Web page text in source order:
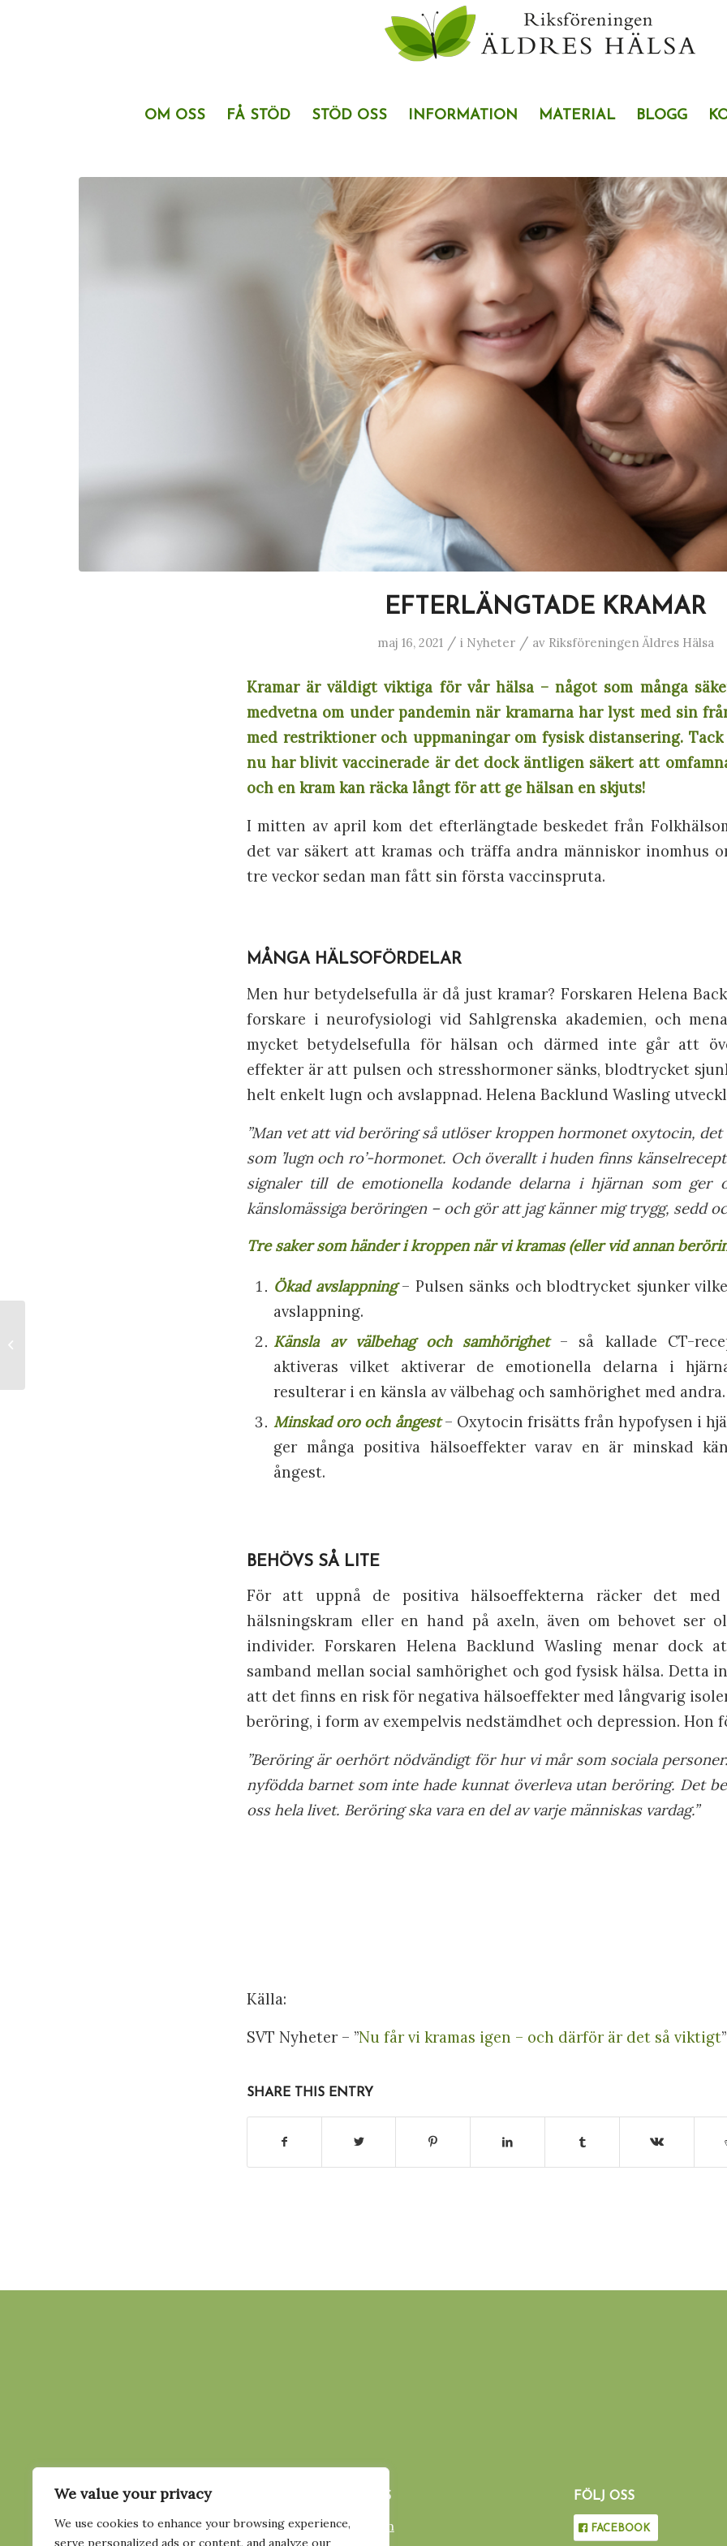
We value your privacy
We use cookies to enhance your browsing experience,
serve personalized ads or content, and analyze our
OM OSS FÅ STÖD STÖD OSS INFORMATION MATERIAL BLOGG
EFTERLÄNGTADE KRAMAR
maj 16, 2021 / i Nyheter / av Riksföreningen Äldres Hälsa
Kramar är väldigt viktiga för vår hälsa – något som många
medvetna om under pandemin när kramarna har lyst med sin
med restriktioner och uppmaningar om fysisk distansering.
nu har blivit vaccinerade är det dock äntligen säkert att
och en kram kan räcka långt för att ge hälsan en skjuts!
I mitten av april kom det efterlängtade beskedet från
det var säkert att kramas och träffa andra människor inomhus
tre veckor sedan man fått sin första vaccinspruta.
MÅNGA HÄLSOFÖRDELAR
Men hur betydelsefulla är då just kramar? Forskaren Helena
forskare i neurofysiologi vid Sahlgrenska akademien, och
mycket betydelsefulla för hälsan och därmed inte går att
effekter är att pulsen och stresshormoner sänks, blodtrycket
helt enkelt lugn och avslappnad. Helena Backlund Wasling
”Man vet att vid beröring så utlöser kroppen hormonet oxytocin, det
som ’lugn och ro’-hormonet. Och överallt i huden finns
signaler till de emotionella kodande delarna i hjärnan som ger
känslomässiga beröringen – och gör att jag känner mig trygg, sedd
Tre saker som händer i kroppen när vi kramas (eller vid annan
Ökad avslappning– Pulsen sänks och blodtrycket sjunker
avslappning.
Känsla av välbehag och samhörighet– så kallade CT-
aktiveras vilket aktiverar de emotionella delarna i
resulterar i en känsla av välbehag och samhörighet med
Minskad oro och ångest– Oxytocin frisätts från hypofysen i
ger många positiva hälsoeffekter varav en är minskad
ångest.
BEHÖVS SÅ LITE
För att uppnå de positiva hälsoeffekterna räcker det
hälsningskram eller en hand på axeln, även om behovet ser
individer. Forskaren Helena Backlund Wasling menar dock
samband mellan social samhörighet och god fysisk hälsa. Detta
att det finns en risk för negativa hälsoeffekter med långvarig
beröring, i form av exempelvis nedstämdhet och depression. Hon
”Beröring är oerhört nödvändigt för hur vi mår som sociala
nyfödda barnet som inte hade kunnat överleva utan beröring. Det
oss hela livet. Beröring ska vara en del av varje människas vardag.”
Källa:
SVT Nyheter – ”Nu får vi kramas igen – och därför är det så viktigt
SHARE THIS ENTRY
KONTAKT
info@aldreshalsa.com
STÖD OSS
Bli medlem
FÖLJ OSS
FACEBOOK